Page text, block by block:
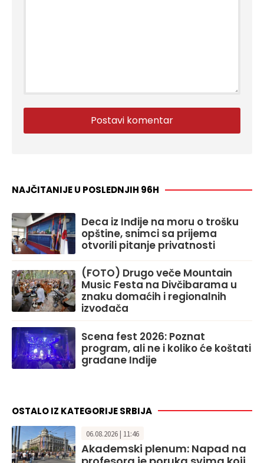
NAJČITANIJE U POSLEDNJIH 96H
Deca iz Inđije na moru o trošku
opštine, snimci sa prijema
otvorili pitanje privatnosti
(FOTO) Drugo veče Mountain
Music Festa na Divčibarama u
znaku domaćih i regionalnih
izvođača
Scena fest 2026: Poznat
program, ali ne i koliko će koštati
građane Inđije
OSTALO IZ KATEGORIJE SRBIJA
06.08.2026 | 11:46
Akademski plenum: Napad na